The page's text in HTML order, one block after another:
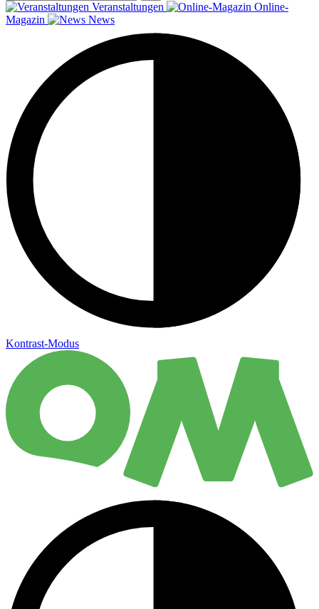
Veranstaltungen
Online-
Magazin
News
Kontrast-Modus